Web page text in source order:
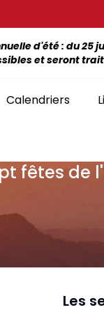
d'été : du 25
et seront
Calendriers
est
BIBLE PAR LIVRE
Testament
Boules de neige
Goutte d'eau
fêtes de
Les